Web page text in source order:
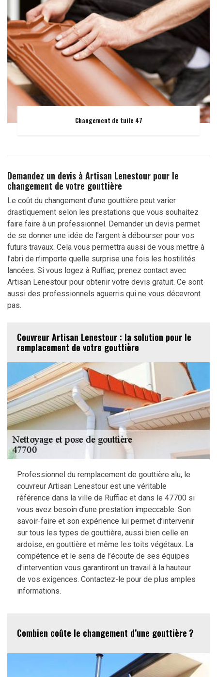
Changement de tuile 47
Demandez un devis à Artisan Lenestour pour le
changement de votre gouttière
Le coût du changement d’une gouttière peut varier
drastiquement selon les prestations que vous souhaitez
faire faire à un professionnel. Demander un devis permet
de se donner une idée de l’argent à débourser pour vos
futurs travaux. Cela vous permettra aussi de vous mettre à
l’abri de n’importe quelle surprise une fois les hostilités
lancées. Si vous logez à Ruffiac, prenez contact avec
Artisan Lenestour pour obtenir votre devis gratuit. Ce sont
aussi des professionnels aguerris qui ne vous décevront
pas.
Couvreur Artisan Lenestour : la solution pour le
remplacement de votre gouttière
Professionnel du remplacement de gouttière alu, le
couvreur Artisan Lenestour est une véritable
référence dans la ville de Ruffiac et dans le 47700 si
vous avez besoin d’une prestation impeccable. Son
savoir-faire et son expérience lui permet d’intervenir
sur tous les types de gouttière, aussi bien celle en
ardoise, en gouttière et même les toits végétaux. La
compétence et le sens de l’écoute de ses équipes
d’intervention vous garantiront un travail à la hauteur
de vos exigences. Contactez-le pour de plus amples
informations.
Combien coûte le changement d’une gouttière ?